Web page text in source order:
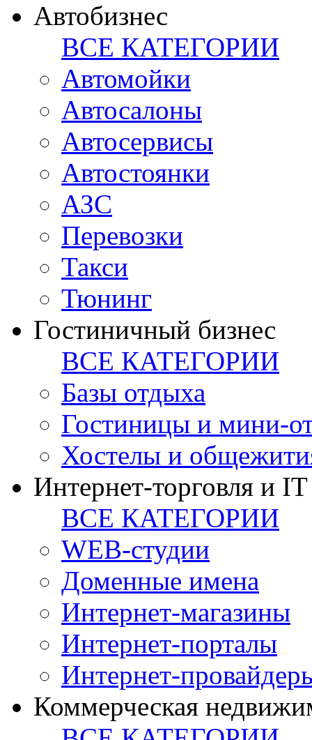
Автобизнес
ВСЕ КАТЕГОРИИ
Автомойки
Автосалоны
Автосервисы
Автостоянки
АЗС
Перевозки
Такси
Тюнинг
Гостиничный бизнес
ВСЕ КАТЕГОРИИ
Базы отдыха
Гостиницы и мини-
Хостелы и
Интернет-торговля и IT
ВСЕ КАТЕГОРИИ
WEB-студии
Доменные имена
Интернет-магазины
Интернет-порталы
Интернет-
Коммерческая